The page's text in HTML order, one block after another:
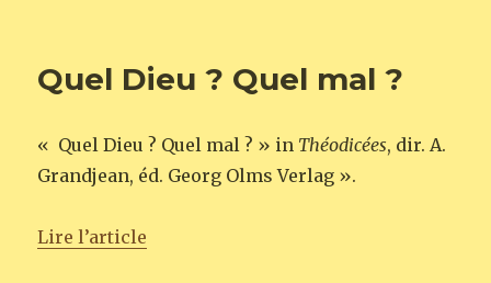
Quel Dieu ? Quel mal ?
« Quel Dieu ? Quel mal ? » in Théodicées, dir. A.
Grandjean, éd. Georg Olms Verlag ».
Lire l’article